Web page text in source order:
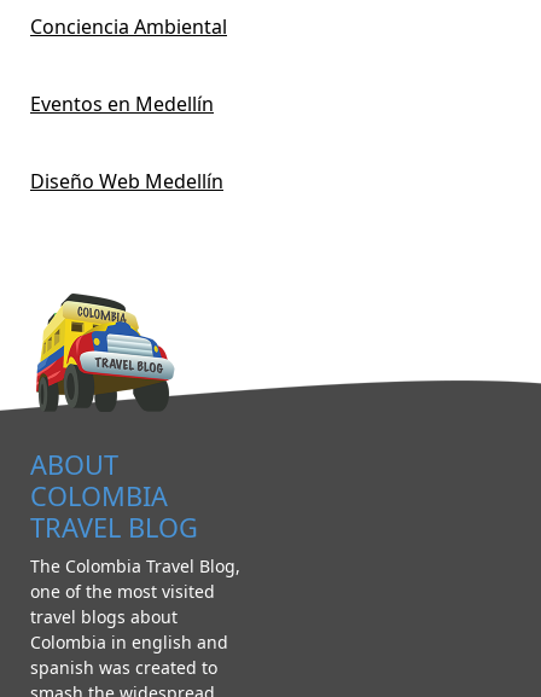
Conciencia Ambiental
Eventos en Medellín
Diseño Web Medellín
ABOUT
COLOMBIA
TRAVEL BLOG
The Colombia Travel Blog,
one of the most visited
travel blogs about
Colombia in english and
spanish was created to
smash the widespread